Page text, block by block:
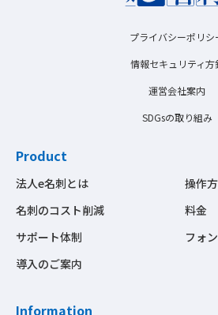
プライバシーポリシ
情報セキュリティ方
運営会社案内
SDGsの取り組み
Product
法人e名刺とは
名刺のコスト削減
サポート体制
導入のご案内
操作
料金
フォ
Information